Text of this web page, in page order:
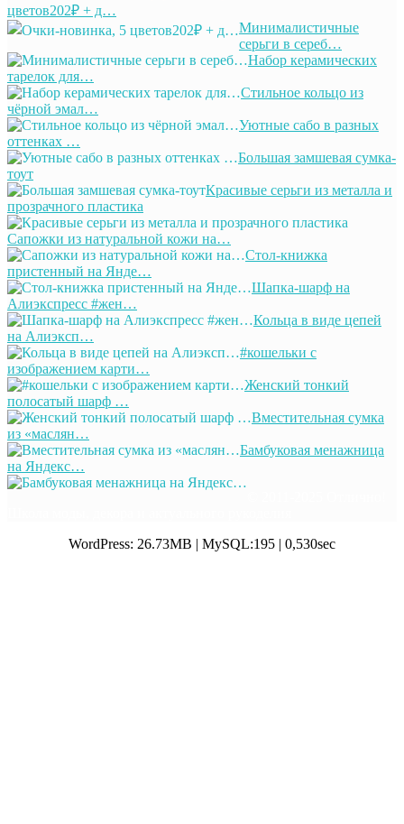
цветов202₽ + д…
Минималистичные
серьги в сереб…
Набор керамических
тарелок для…
Стильное кольцо из
чёрной эмал…
Уютные сабо в разных
оттенках …
Большая замшевая сумка-
тоут
Красивые серьги из металла и
прозрачного пластика
Сапожки из натуральной кожи на…
Стол-книжка
пристенный на Янде…
Шапка-шарф на
Алиэкспресс #жен…
Кольца в виде цепей
на Алиэксп…
#кошельки с
изображением карти…
Женский тонкий
полосатый шарф …
Вместительная сумка
из «маслян…
Бамбуковая менажница
на Яндекс…
WordPress: 26.73MB | MySQL:195 | 0,530sec